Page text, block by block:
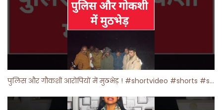
पुलिस और गौकशी आरोपियों में मुठभेड़ ! #shortvideo #shorts #shortsfeed